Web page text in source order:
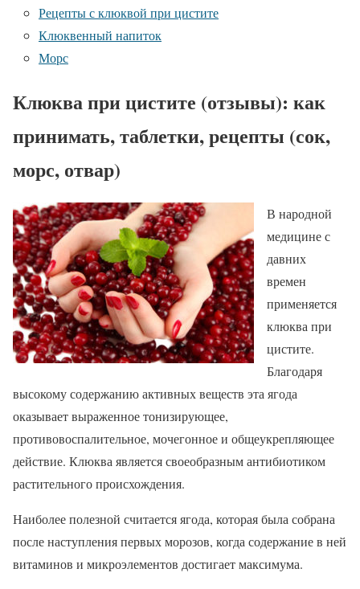
Рецепты с клюквой при цистите
Клюквенный напиток
Морс
Клюква при цистите (отзывы): как
принимать, таблетки, рецепты (сок,
морс, отвар)
В народной
медицине с
давних
времен
применяется
клюква при
цистите.
Благодаря
высокому содержанию активных веществ эта ягода
оказывает выраженное тонизирующее,
противовоспалительное, мочегонное и общеукрепляющее
действие. Клюква является своеобразным антибиотиком
растительного происхождения.
Наиболее полезной считается ягода, которая была собрана
после наступления первых морозов, когда содержание в ней
витаминов и микроэлементов достигает максимума.